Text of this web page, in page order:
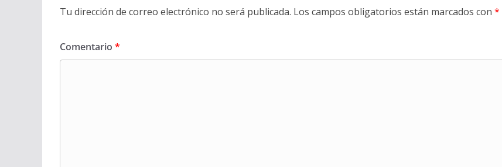
Tu dirección de correo electrónico no será publicada. Los campos obligatorios están marcados con *
Comentario *